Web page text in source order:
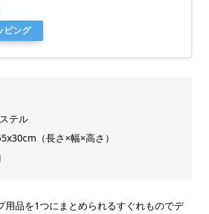
ピング
テル
（長さ×幅×高さ）
用品を1つにまとめられるすぐれものでデ